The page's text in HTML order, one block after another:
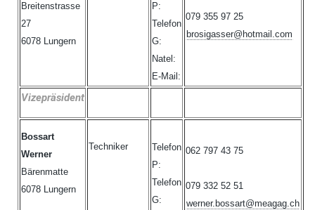
Breitenstrasse
27
6078 Lungern
P:
Telefon
G:
Natel:
E-Mail:
079 355 97 25
brosigasser@hotmail.com
Vizepräsident
Bossart
Werner
Bärenmatte
6078 Lungern
Techniker
Telefon
P:
Telefon
G:
062 797 43 75
079 332 52 51
werner.bossart@meagag.ch